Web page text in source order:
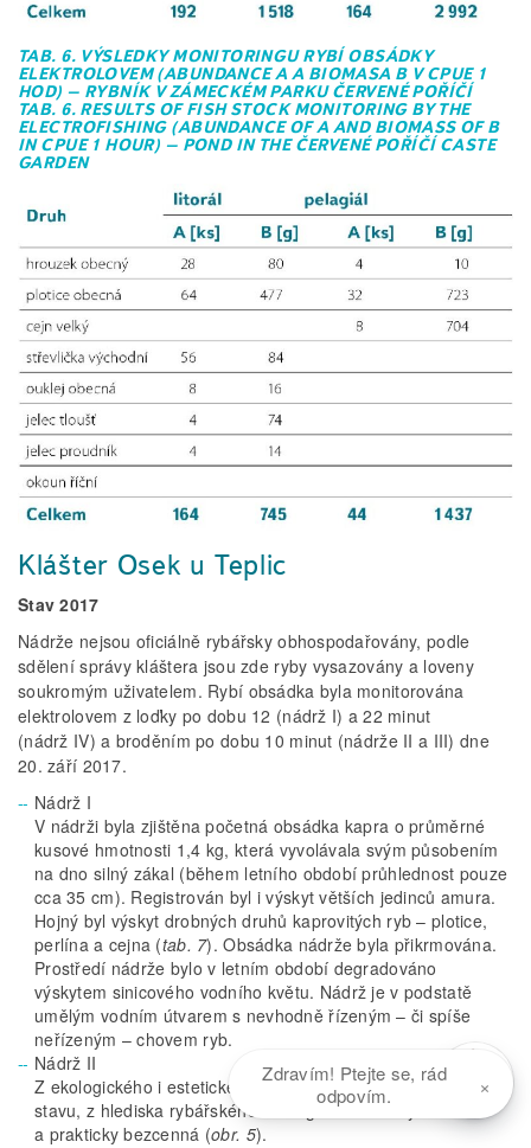
TAB. 6. VÝSLEDKY MONITORINGU RYBÍ OBSÁDKY
ELEKTROLOVEM (ABUNDANCE A A BIOMASA B V CPUE 1
HOD) – RYBNÍK V ZÁMECKÉM PARKU ČERVENÉ POŘÍČÍ
TAB. 6. RESULTS OF FISH STOCK MONITORING BY THE
ELECTROFISHING (ABUNDANCE OF A AND BIOMASS OF B
IN CPUE 1 HOUR) – POND IN THE ČERVENÉ POŘÍČÍ CASTE
GARDEN
Klášter Osek u Teplic
Stav 2017
Nádrže nejsou oficiálně rybářsky obhospodařovány, podle
sdělení správy kláštera jsou zde ryby vysazovány a loveny
soukromým uživatelem. Rybí obsádka byla monitorována
elektrolovem z loďky po dobu 12 (nádrž I) a 22 minut
(nádrž IV) a broděním po dobu 10 minut (nádrže II a III) dne
20. září 2017.
Nádrž I
V nádrži byla zjištěna početná obsádka kapra o průměrné
kusové hmotnosti 1,4 kg, která vyvolávala svým působením
na dno silný zákal (během letního období průhlednost pouze
cca 35 cm). Registrován byl i výskyt větších jedinců amura.
Hojný byl výskyt drobných druhů kaprovitých ryb – plotice,
perlína a cejna (tab. 7). Obsádka nádrže byla přikrmována.
Prostředí nádrže bylo v letním období degradováno
výskytem sinicového vodního květu. Nádrž je v podstatě
umělým vodním útvarem s nevhodně řízeným – či spíše
neřízeným – chovem ryb.
Nádrž II
Z ekologického i estetického hlediska byla nádrž v havarijním
stavu, z hlediska rybářského managementu nevyužitelná
a prakticky bezcenná (obr. 5).
Zdravím! Ptejte se, rád
odpovím.
×